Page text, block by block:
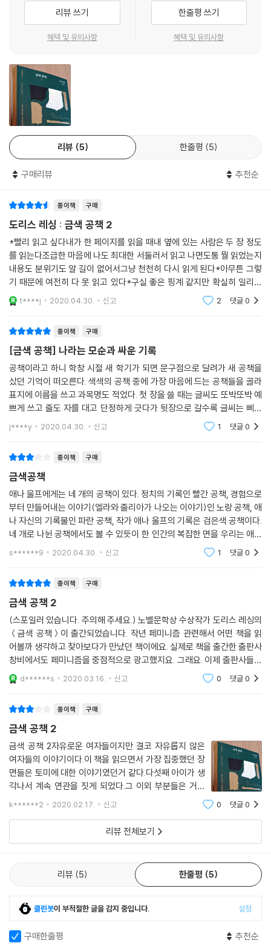
불어 소설로 벌어들인 수입 내역, 영화나 텔레비전 드라마 각색을 제안한
이들과의 만남 등에 대한 내용이 기록되어 있다.
찬가지로 영국 공산당원으로 활동했던 애나가 비판적인 내부자의 시선으
로 냉전기 영국 공산주의자들의 다양한 초상을 생생하게 그려냄으로써, 레
싱이 의도했던 ‘1950년대의 연대기’로서 『금색 공책』의 성격에도 가장 부
합하는 부분이다.
노란색 공책은 ‘제삼자의 그림자’라는 제목으로 애나가 쓰는 소설 원고이
다. 애나가 레싱의 자전적인 주인공이라면, 노란색 공책의 주인공인 엘라
지 못하는 속박, 이성애적 욕망과 낭만적인 사랑의 판타지에서 비롯하는
성에게 보편적인 굴레로 작용함을 보여준다.
파란색 공책은 애나의 기억과 꿈, 감정 등을 풀어낸 내밀한 일기로, 정신분
석 상담가인 마크스 부인과 나눈 상담 내용, 일기 대신 스크랩해 붙여둔 각
종 신문 기사 등이 담겨 있다. 마크스 부인과 애나의 대화를 통해 레싱은 정
신병리를 전적으로 개인의 차원에서 파악하는 프로이트 정신분석학이나
보편적인 신화의 차원에 놓는 융 심리학의 전제를 우회적으로 비판하면서,
세계 도처에서 끊임없이 자행되는 폭력과 살상, 사상적 억압 등을 일종의
‘텍스트 몽타주’ 형태로 제시함으로써 문제의 근원은 시대의 광기라는 사
실이 저절로 드러나도록 한다.
그리고 맨 마지막 금색 공책에서 애나는 이 분열된 자신의 조각들을 하나
로 엮어낸다. “애나가 공책을 한권이 아닌 네권이나 갖고 있는 건, 애나 자
신이 인정하듯 혼돈이 지배하고 형식을 잃어버린 삶이 완전히 무너질까 두
려워 현실의 제반 요소들을 분리해야 하기 때문이다. 하지만 공책들에 쓰
는 일을 끝냈을 때 그 파편들로부터 새로운 어떤 것, 「금색 공책」이 나올 수
된다.”(1971년 서문) 소설 전체의 도입부에서 애나가 하는 말인 “내가 보
기엔 모든 게 다 부서지고 있다는 거야”(1권 41면)에서 알 수 있듯이 이 작
품을 관통하는 ‘부서짐’(cracking up) 혹은 ‘(감정적) 무너져 내림’(brea
king down)을 레싱은 “자기치유이자 내면의 자아로 하여금 잘못된 이분
법과 분리를 넘어서게 하는” 과정으로 보았다.
여성들은 얼마나 더 자유로워졌는가
지금도 여전히 유효한 문제의식
‘자유로운 여자들’이라는 각 장의 제목은 역설적이다. 소설 안에서 주변인
들은 애나와 몰리를 가리켜 입버릇처럼 “당신네 자유로운 여자들”이라고
부르지만, 두 여자는 그 당시 인습에서 벗어난 삶을 산다는 의미에서만 자
유로울 뿐 여전히 여성에게 가해지는 무수한 속박에 갇혀 있는 존재로 그
려진다. 이를테면 생리 중인 애나가 냄새 걱정에 화장실을 들락거리며 생
리혈에 관한 생각을 털어놓을 때, 친구의 전남편 사무실에서 감정적 육체
적으로 겁박을 당한 뒤 집으로 돌아오는 길에 만원 지하철에서 성추행을
당하고 그 남자가 계속 따라올 때, 자신의 몸에 들러붙었던 남자의 시선을
씻어내기 위해 과일 행상 수레로 가서 예쁜 빛깔의 복숭아를 만져보고 집
으로 돌아와 시원하게 흐르는 수돗물을 보면서 마음을 추스를 때, 여성 독
자들은 이건 바로 내 이야기야, 하고 느낄 것이다.
두 여자는 모두 자유로운 삶을 갈망하면서도 남성의 욕망과 필요에 언제나
자신을 맞출 준비가 되어 있다. 『금색 공책』은 이처럼 남성과의 관계가 여
성에게 내밀한 감정적 정신적 속박으로 작용하는 양상을 거침없고 예리하
게 탐색한다. 외형상의 독립이나 제도적 차원의 젠더평등은 그 자체로 중
요하지만, 더 내밀한 차원에서 여성은 아직도 구속된 존재임을 드러낸다.
이 책이 출간된 지 50년이 지나서도 ‘살아 있는’ 현재적 소설로 읽히는 이
유는 여전히 대다수의 여자들이 진정 자유로운 존재가 아니기 때문이다.
레싱은 1971년판 서문에서 이렇게 썼다. “약자를 못살게 구는 남자는 자기
가 과거에 무한히 다양한 역할들을 맡아왔고, 지금도 어떤 사회에서는 그
을 따르지 않으면 두려워지는 비겁한 인간이다…… 이 내용을 난 오래된 과
리뷰 쓰기
혜택 및 유의사항
한줄평 쓰기
혜택 및 유의사항
리뷰 5 한줄평 5
구매리뷰 추천순
종이책 구매
도리스 레싱 : 금색 공책 2
*빨리 읽고 싶다내가 한 페이지를 읽을 때내 옆에 있는 사람은 두 장 정도
를 읽는다조급한 마음에 나도 최대한 서둘러서 읽고 나면도통 뭘 읽었는지
내용도 분위기도 알 길이 없어서그냥 천천히 다시 읽게 된다*아무튼 그렇
기 때문에 여전히 다 못 읽고 있다*구실 좋은 핑계 같지만 확실히 일리가
있는 말이다*도리스 레싱그래도 내 마음에 위대한 작가라는 인상으로 남
아있다도리스 레싱
t****j 2020.04.30. 신고 2 댓글0
종이책 구매
[금색 공책] 나라는 모순과 싸운 기록
공책이라고 하니 학창 시절 새 학기가 되면 문구점으로 달려가 새 공책을
샀던 기억이 떠오른다. 색색의 공책 중에 가장 마음에 드는 공책들을 골라
표지에 이름을 쓰고 과목명도 적었다. 첫 장을 쓸 때는 글씨도 또박또박 예
쁘게 쓰고 줄도 자를 대고 단정하게 긋다가 뒷장으로 갈수록 글씨는 삐뚤
빼뚤, 줄은 대충대충, 어지러운 모양새가 되었던 것을 기억한다. 그렇게 마
구 쓰다가 끝
j****y 2020.04.30. 신고 1 댓글0
종이책 구매
금색공책
애나 울프에게는 네 개의 공책이 있다. 정치의 기록인 빨간 공책, 경험으로
부터 만들어내는 이야기(엘라와 줄리아가 나오는 이야기)인 노랑 공책, 애
나 자신의 기록물인 파란 공책, 작가 애나 울프의 기록은 검은색 공책이다.
네 개로 나뉜 공책에서도 볼 수 있듯이 한 인간의 복잡한 면을 우리는 애나
에게서 발견해낼 수 있다. 그녀가 사람들의 표정이나 행동을 기민하게 캐
s******9 2020.04.30. 신고 1 댓글0
종이책 구매
금색 공책 2
(스포일러 있습니다. 주의해 주세요.) 노벨문학상 수상작가 도리스 레싱의
＜금색 공책＞이 출간되었습니다. 작년 페미니즘 관련해서 어떤 책을 읽
어볼까 생각하고 찾아보다가 만났던 책이에요. 실제로 책을 출간한 출판사
창비에서도 페미니즘을 중점적으로 광고했지요. 그래요. 이제 출판사들도
눈치 챙겨야죠. 누가, 어떤 성별이, 책을 "구입"하는지 깨달아야 할 때가 왔
어요. 그러니
d******s 2020.03.16. 신고 0 댓글0
종이책 구매
금색 공책 2
금색 공책 2자유로운 여자들이지만 결코 자유롭지 않은
여자들의 이야기이다.이 책을 읽으면서 가장 집중했던 장
면들은 토미에 대한 이야기였던거 같다.다섯째 아이가 생
각나서 계속 연관을 짓게 되었다.그 이외 부분들은 거의
분노였다.책 속에 나오는 남자들이 너무 미웠고 화가 났
다.요즘들어 여자랑 살고 싶다는 생각을 많
k******2 2020.02.17. 신고 0 댓글0
리뷰 전체보기
리뷰 5 한줄평 5
클린봇이 부적절한 글을 감지 중입니다. 설정
구매한줄평 추천순